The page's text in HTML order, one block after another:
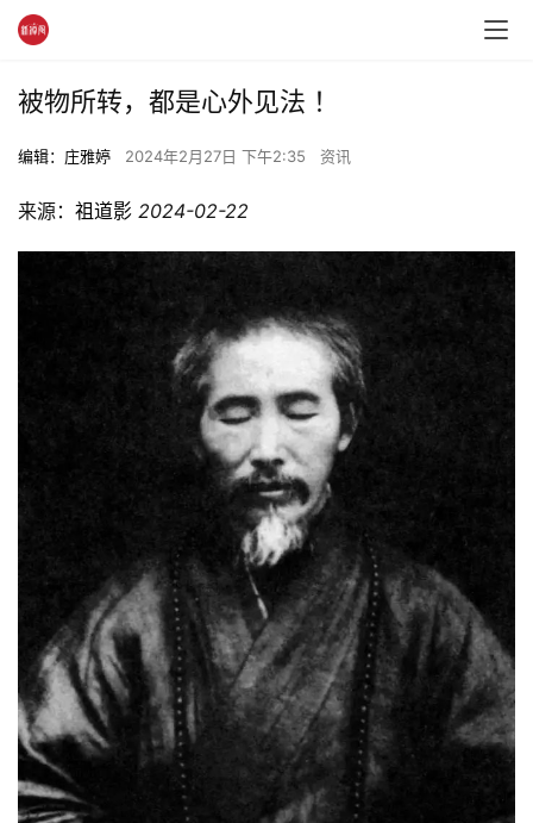
被物所转，都是心外见法 ！
编辑：庄雅婷 2024年2月27日 下午2:35 资讯
来源： 祖道影 2024-02-22